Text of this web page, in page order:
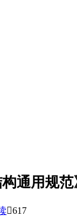
通用规范
617